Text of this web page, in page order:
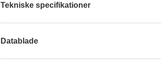
Tekniske specifikationer
Datablade